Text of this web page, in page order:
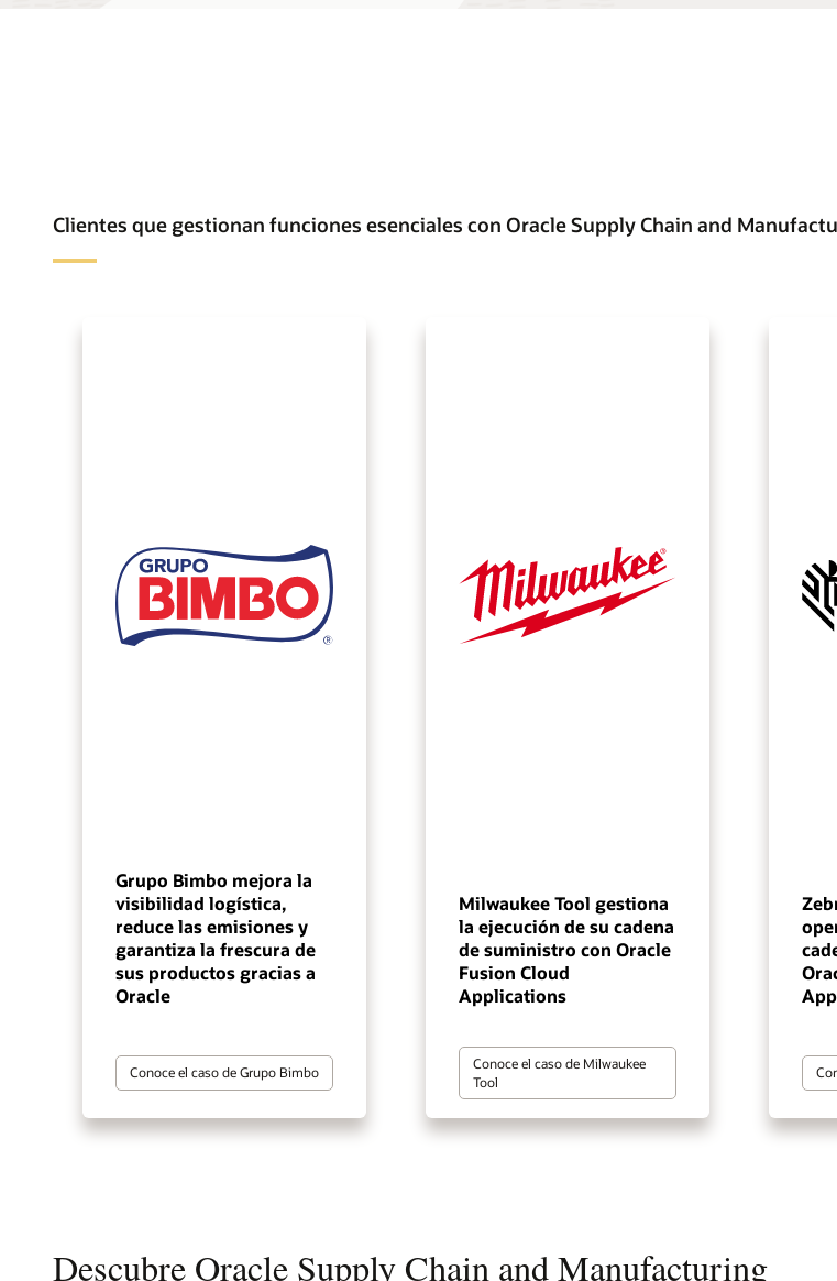
Clientes que gestionan funciones esenciales con Oracle Supply Chain and
Grupo Bimbo mejora la
visibilidad logística,
reduce las emisiones y
garantiza la frescura de
sus productos gracias a
Oracle
Conoce el caso de Grupo Bimbo
Milwaukee Tool gestiona
la ejecución de su cadena
de suministro con Oracle
Fusion Cloud
Applications
Conoce el caso de Milwaukee
Tool
Descubre Oracle Supply Chain and Manufacturing